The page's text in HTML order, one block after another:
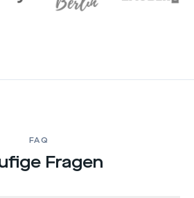
FAQ
Fragen